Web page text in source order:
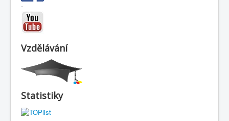
-
Vzdělávání
Statistiky